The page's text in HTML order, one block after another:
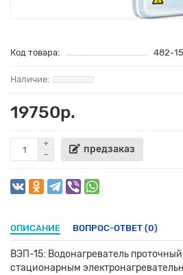
Код товара: 482-15
19750р.
предзаказ
ОПИСАНИЕ ВОПРОС-ОТВЕТ (0)
ВЭП-15: Водонагреватель
стационарным